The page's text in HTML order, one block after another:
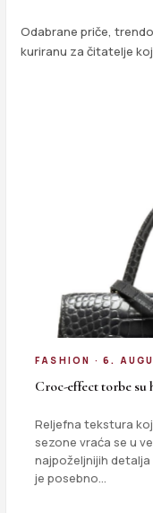
Odabrane priče,
kuriranu za čitatelje
FASHION · 6.
Croc-effect torbe su
Reljefna tekstura
sezone vraća se u
najpoželjnijih
je posebno…